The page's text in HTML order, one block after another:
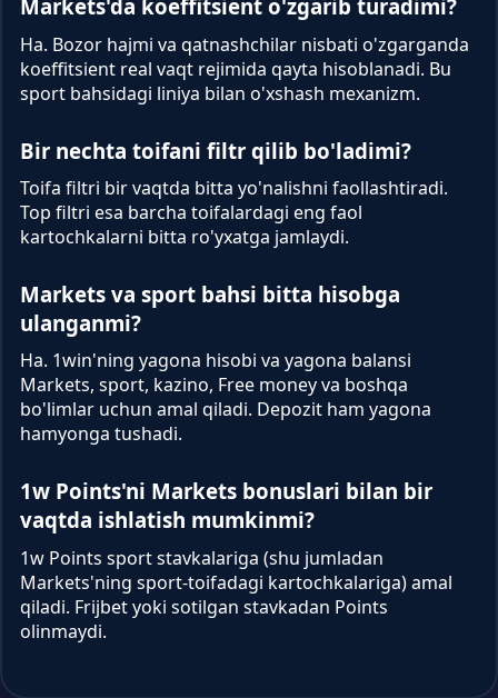
Markets'da koeffitsient o'zgarib turadimi?
Ha. Bozor hajmi va qatnashchilar nisbati o'zgarganda
koeffitsient real vaqt rejimida qayta hisoblanadi. Bu
sport bahsidagi liniya bilan o'xshash mexanizm.
Bir nechta toifani filtr qilib bo'ladimi?
Toifa filtri bir vaqtda bitta yo'nalishni faollashtiradi.
Top filtri esa barcha toifalardagi eng faol
kartochkalarni bitta ro'yxatga jamlaydi.
Markets va sport bahsi bitta hisobga
ulanganmi?
Ha. 1win'ning yagona hisobi va yagona balansi
Markets, sport, kazino, Free money va boshqa
bo'limlar uchun amal qiladi. Depozit ham yagona
hamyonga tushadi.
1w Points'ni Markets bonuslari bilan bir
vaqtda ishlatish mumkinmi?
1w Points sport stavkalariga (shu jumladan
Markets'ning sport-toifadagi kartochkalariga) amal
qiladi. Frijbet yoki sotilgan stavkadan Points
olinmaydi.